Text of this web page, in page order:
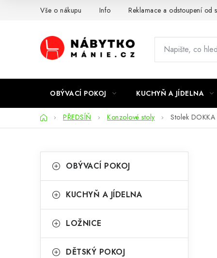
Vše o nákupu Info Reklamace a odstoupení od
OBÝVACÍ POKOJ KUCHYŇ A JÍDELNA
DomůPŘEDSÍŇ Konzolové stoly Stolek
o
t
r
kategorie
a
e
o
OBÝVACÍ POKOJ
KUCHYŇ A JÍDELNA
LOŽNICE
DĚTSKÝ POKOJ